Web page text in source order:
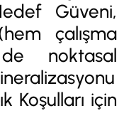
Güveni,
çalışma
noktasal
Koşulları için